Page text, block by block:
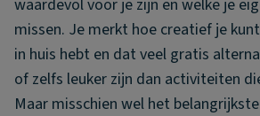
waardevol voor je zijn en welke je
missen. Je merkt hoe creatief je
in huis hebt en dat veel gratis
of zelfs leuker zijn dan activiteiten
Maar misschien wel het